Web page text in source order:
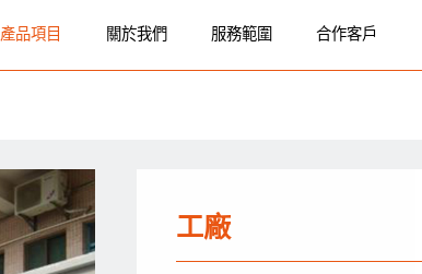
產品項目 關於我們 服務範圍 合作客戶
工廠